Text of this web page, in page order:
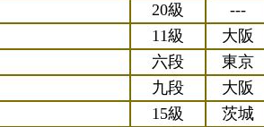
20級 ---
11級 大阪
六段 東京
九段 大阪
15級 茨城